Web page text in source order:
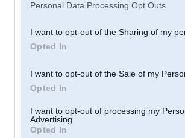
Personal Data Processing Opt Outs
I want to opt-out of the Sharing of my
Opted In
I want to opt-out of the Sale of my
Opted In
I want to opt-out of processing my
Advertising.
Opted In